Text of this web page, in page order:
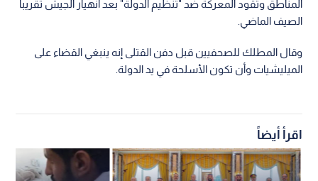
المناطق وتقود المعركة ضد "تنظيم الدولة" بعد انهيار الجيش تقريبا
الصيف الماضي.
وقال المطلك للصحفيين قبل دفن القتلى إنه ينبغي القضاء على
الميليشيات وأن تكون الأسلحة في يد الدولة.
اقرأ أيضاً